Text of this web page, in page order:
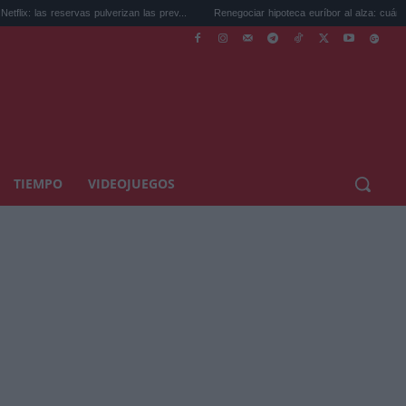
pulverizan las prev... Renegociar hipoteca euríbor al alza: cuánto puedes...
TIEMPO VIDEOJUEGOS